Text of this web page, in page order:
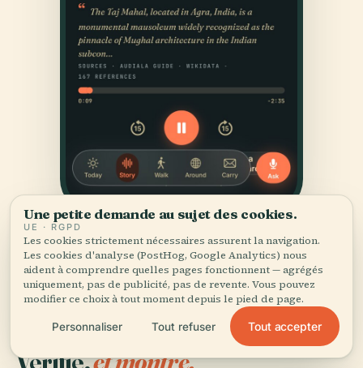
SOURCES
Vérifié,et montré.
Une petite demande au sujet des cookies.
UE · RGPD
Les cookies strictement nécessaires assurent la navigation.
Les cookies d'analyse (PostHog, Google Analytics) nous
aident à comprendre quelles pages fonctionnent — agrégés
uniquement, pas de publicité, pas de revente. Vous pouvez
modifier ce choix à tout moment depuis le pied de page.
Personnaliser Tout refuser Tout accepter